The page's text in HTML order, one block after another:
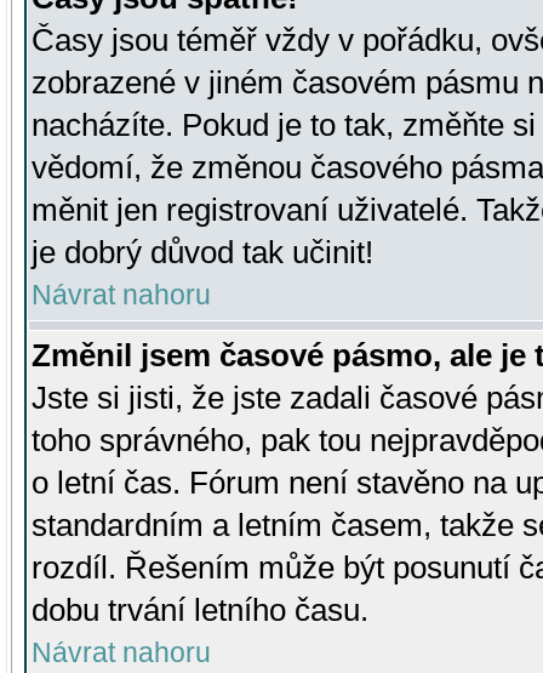
Časy jsou téměř vždy v pořádku,
zobrazené v jiném časovém pásmu
nacházíte. Pokud je to tak, změňte
vědomí, že změnou časového
měnit jen registrovaní uživatelé.
je dobrý důvod tak učinit!
Návrat nahoru
Změnil jsem časové pásmo, ale je
Jste si jisti, že jste zadali časové
toho správného, pak tou
o letní čas. Fórum není stavěno na
standardním a letním časem, takže
rozdíl. Řešením může být posunutí
dobu trvání letního času.
Návrat nahoru